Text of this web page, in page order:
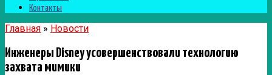
Контакты
Главная » Новости
Инженеры Disney усовершенствовали технологию
захвата мимики